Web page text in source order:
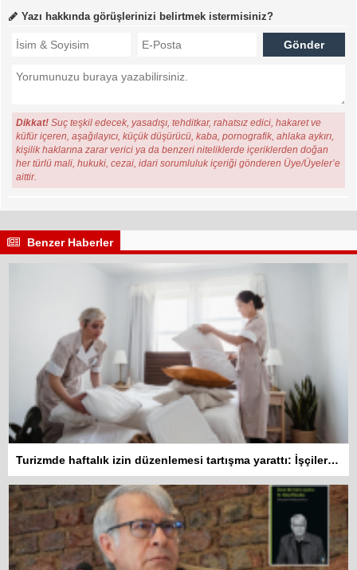
Yazı hakkında görüşlerinizi belirtmek istermisiniz?
Dikkat! Suç teşkil edecek, yasadışı, tehditkar, rahatsız edici, hakaret ve
küfür içeren, aşağılayıcı, küçük düşürücü, kaba, pornografik, ahlaka aykırı,
kişilik haklarına zarar verici ya da benzeri niteliklerde içeriklerden doğan
her türlü mali, hukuki, cezai, idari sorumluluk içeriği gönderen Üye/Üyeler’e
aittir.
Benzer Haberler
Turizmde haftalık izin düzenlemesi tartışma yarattı: İşçiler 10 gün çalışmadan izin kullanamayacak